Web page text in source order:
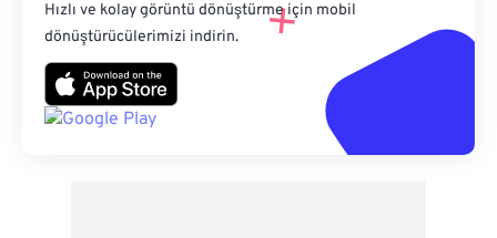
Hızlı ve kolay görüntü dönüştürme için mobil
dönüştürücülerimizi indirin.